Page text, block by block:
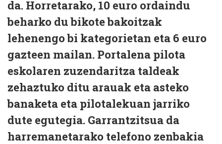
da. Horretarako, 10 euro ordaindu
beharko du bikote bakoitzak
lehenengo bi kategorietan eta 6 euro
gazteen mailan. Portalena pilota
eskolaren zuzendaritza taldeak
zehaztuko ditu arauak eta asteko
banaketa eta pilotalekuan jarriko
dute egutegia. Garrantzitsua da
harremanetarako telefono zenbakia